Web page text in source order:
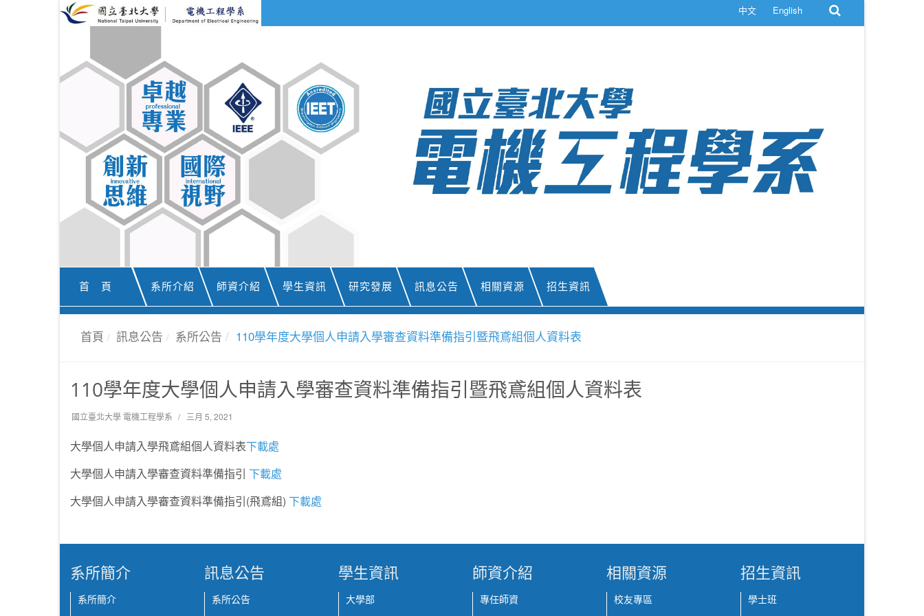
中文 English
首 頁 系所介紹 師資介紹 學生資訊 研究發展 訊息公告 相關資源 招生資訊
首頁 訊息公告 系所公告 110學年度大學個人申請入學審查資料準備指引暨飛鳶組個人資料表
110學年度大學個人申請入學審查資料準備指引暨飛鳶組個人資料表
國立臺北大學 電機工程學系 三月 5, 2021
大學個人申請入學飛鳶組個人資料表下載處
大學個人申請入學審查資料準備指引 下載處
大學個人申請入學審查資料準備指引(飛鳶組) 下載處
系所簡介
系所簡介
訊息公告
系所公告
學生資訊
大學部
師資介紹
專任師資
相關資源
校友專區
招生資訊
學士班